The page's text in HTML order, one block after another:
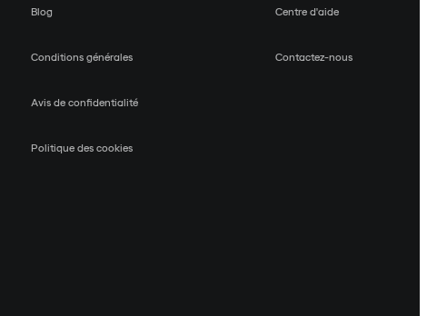
Blog
Conditions générales
Avis de confidentialité
Politique des cookies
Centre d'aide
Contactez-nous